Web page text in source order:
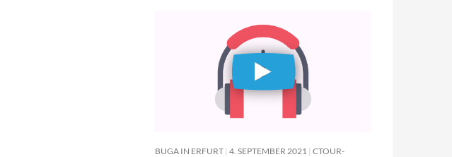
BUGA IN ERFURT 4. SEPTEMBER 2021
CTOUR-